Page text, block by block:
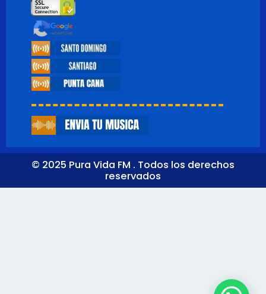
© 2025 Pura Vida FM . Todos los derechos
reservados